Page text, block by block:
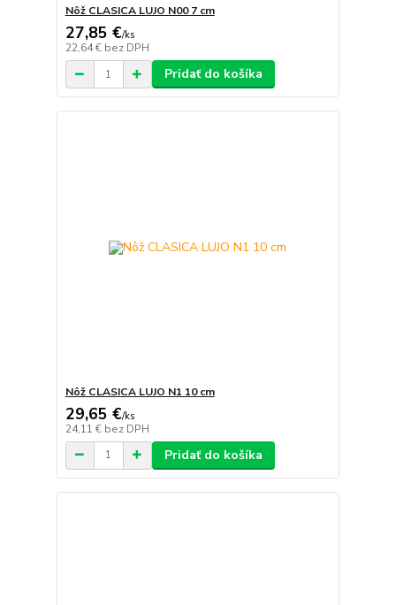
Nôž CLASICA LUJO N00 7 cm
27,85 €/ks
22,64 € bez DPH
Pridať do košíka
Nôž CLASICA LUJO N1 10 cm
29,65 €/ks
24,11 € bez DPH
Pridať do košíka